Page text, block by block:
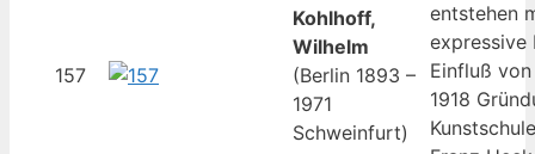
157
Kohlhoff,
Wilhelm
(Berlin 1893 –
1971
Schweinfurt)
entstehen
expressive
Einfluß
1918